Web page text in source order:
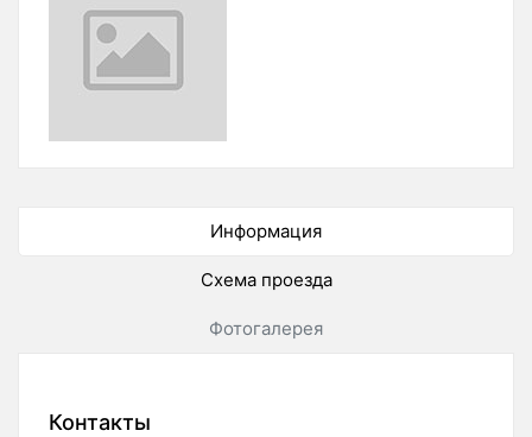
Информация
Схема проезда
Фотогалерея
Контакты